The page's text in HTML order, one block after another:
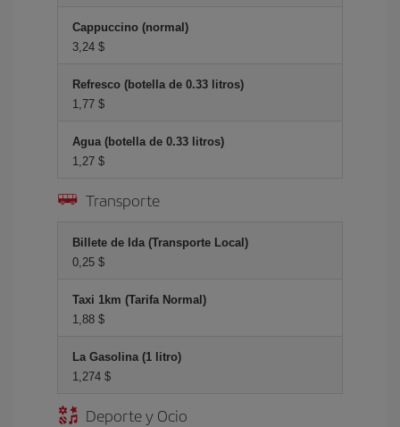
Cappuccino (normal)
3,24 $
Refresco (botella de 0.33 litros)
1,77 $
Agua (botella de 0.33 litros)
1,27 $
Transporte
Billete de Ida (Transporte Local)
0,25 $
Taxi 1km (Tarifa Normal)
1,88 $
La Gasolina (1 litro)
1,274 $
Deporte y Ocio